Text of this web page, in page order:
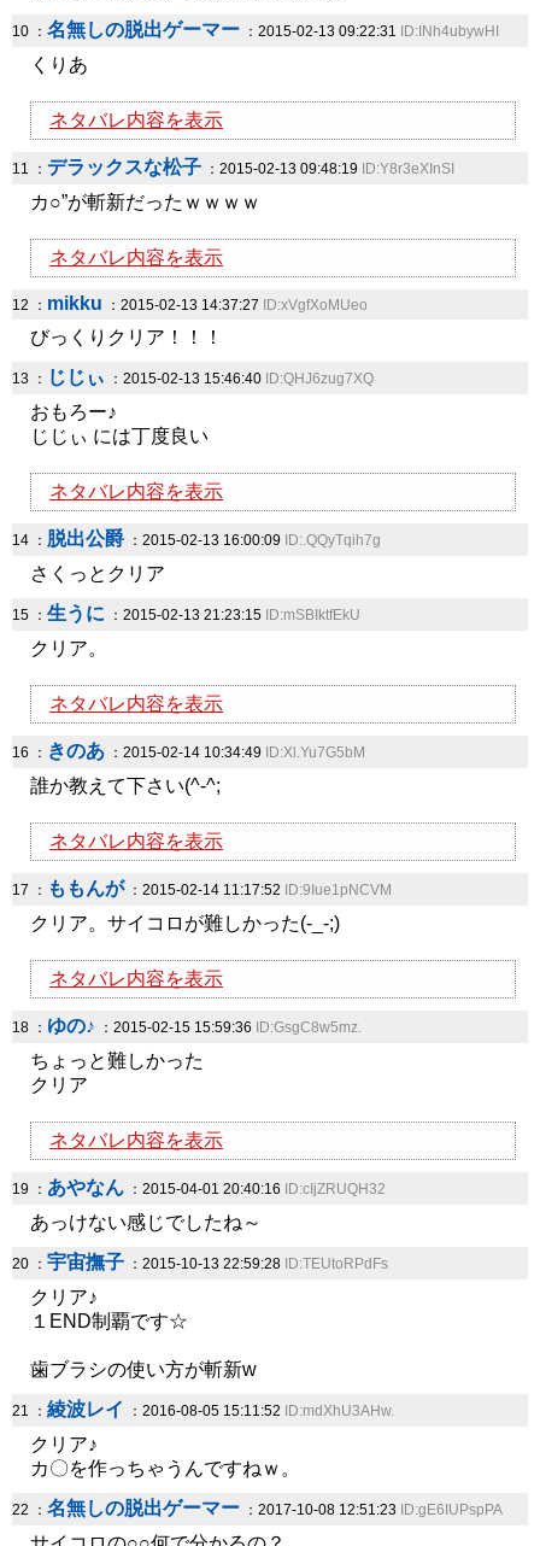
10 ： 名無しの脱出ゲーマー ：2015-02-13 09:22:31 ID:INh4ubywHI
くりあ
ネタバレ内容を表示
11 ： デラックスな松子 ：2015-02-13 09:48:19 ID:Y8r3eXInSI
カ○”が斬新だったｗｗｗｗ
ネタバレ内容を表示
12 ： mikku ：2015-02-13 14:37:27 ID:xVgfXoMUeo
びっくりクリア！！！
13 ： じじぃ ：2015-02-13 15:46:40 ID:QHJ6zug7XQ
おもろー♪
じじぃ には丁度良い
ネタバレ内容を表示
14 ： 脱出公爵 ：2015-02-13 16:00:09 ID:.QQyTqih7g
さくっとクリア
15 ： 生うに ：2015-02-13 21:23:15 ID:mSBIktfEkU
クリア。
ネタバレ内容を表示
16 ： きのあ ：2015-02-14 10:34:49 ID:Xl.Yu7G5bM
誰か教えて下さい(^-^;
ネタバレ内容を表示
17 ： ももんが：2015-02-14 11:17:52 ID:9Iue1pNCVM
クリア。サイコロが難しかった(-_-;)
ネタバレ内容を表示
18 ： ゆの♪ ：2015-02-15 15:59:36 ID:GsgC8w5mz.
ちょっと難しかった
クリア
ネタバレ内容を表示
19 ： あやなん ：2015-04-01 20:40:16 ID:cIjZRUQH32
あっけない感じでしたね～
20 ： 宇宙撫子 ：2015-10-13 22:59:28 ID:TEUtoRPdFs
クリア♪
１END制覇です☆
歯ブラシの使い方が斬新w
21 ： 綾波レイ ：2016-08-05 15:11:52 ID:mdXhU3AHw.
クリア♪
カ〇を作っちゃうんですねｗ。
22 ： 名無しの脱出ゲーマー ：2017-10-08 12:51:23 ID:gE6IUPspPA